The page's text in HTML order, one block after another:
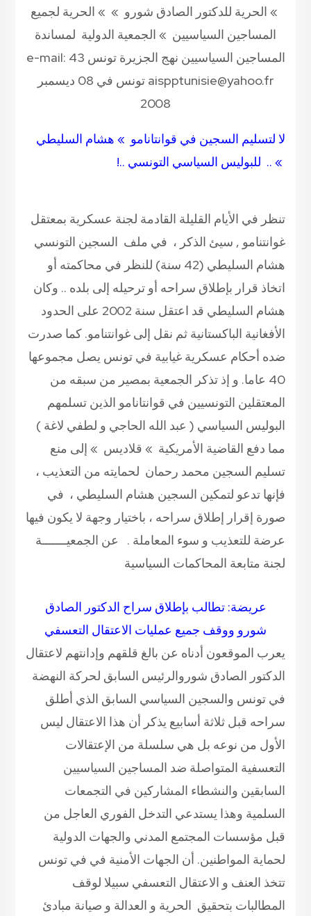
» الحرية للدكتور الصادق شورو » » الحرية لجميع
المساجين السياسيين »الجمعية الدولية لمساندة
السياسيين
نهج الجزيرة تونس 43 e-mail:
aispptunisie@yahoo.fr تونس في 08 ديسمبر
لتسليم السجين في قوانتانامو » هشام السليطي
.. للبوليس السياسي التونسي ..!
في الأيام القليلة القادمة لجنة عسكرية بمعتقل
, سيئ الذكر ، في ملف السجين التونسي
هشام السليطي (42 سنة) للنظر في محاكمته أو
قرار بإطلاق سراحه أو ترحيله إلى بلده .. وكان
هشام السليطي قد اعتقل سنة 2002 على الحدود
الباكستانية ثم نقل إلى غوانتنامو. كما صدرت
أحكام عسكرية غيابية في تونس يصل مجموعها
40 عاما. و إذ تذكر الجمعية بمصير من سبقه من
التونسيين في قوانتانامو الذين تسلمهم
السياسي ( عبد الله الحاجي و لطفي لاغة )
دفع القاضية الأمريكية » قلاديس » إلى منع
السجين محمد رحمان لحمايته من التعذيب ،
تدعو لتمكين السجين هشام السليطي ، في
إقرار إطلاق سراحه ، باختيار وجهة لا يكون فيها
للتعذيب و سوء المعاملة .عن الجمعيـــــــة
متابعة المحاكمات السياسية
عريضة: تطالب بإطلاق سراح الدكتور الصادق
شورو ووقف جميع عمليات الاعتقال التعسفي
الموقعون أدناه عن بالغ قلقهم وإدانتهم لاعتقال
الصادق شوروالرئيس السابق لحركة النهضة
تونس والسجين السياسي السابق الذي أطلق
قبل ثلاثة أسابيع يذكر أن هذا الاعتقال ليس
من نوعه بل هي سلسلة من الإعتقالات
المتواصلة ضد المساجين السياسيين
والنشطاء المشاركين في التجمعات
وهذا يستدعي التدخل الفوري العاجل من
مؤسسات المجتمع المدني والجهات الدولية
المواطنين. أن الجهات الأمنية في في تونس
العنف و الاعتقال التعسفي سبيلا لوقف
بتحقيق الحرية و العدالة و صيانة مبادئ